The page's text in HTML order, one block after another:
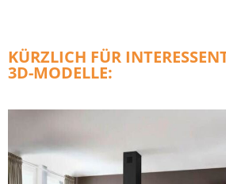
KÜRZLICH FÜR
3D-MODELLE: